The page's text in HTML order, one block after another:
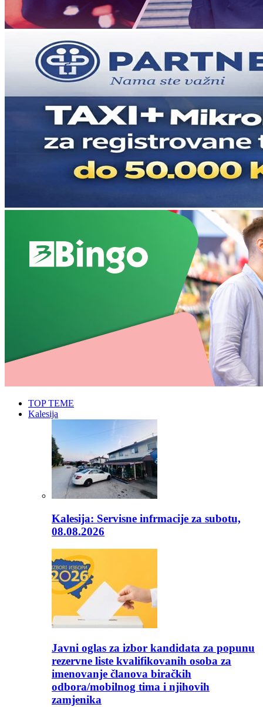
TOP TEME
Kalesija
Kalesija: Servisne infrmacije za subotu,
08.08.2026
Javni oglas za izbor kandidata za popunu
rezervne liste kvalifikovanih osoba za
imenovanje članova biračkih
odbora/mobilnog tima i njihovih
zamjenika